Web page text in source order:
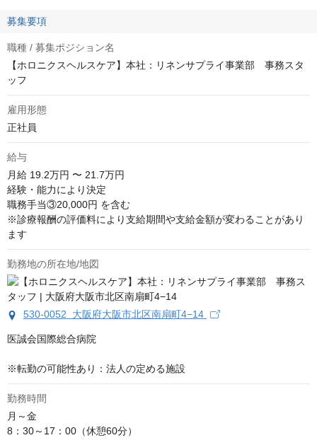
募集要項
職種 / 募集ポジション名
【ホロニクスヘルスケア】本社：リネンサプライ事業部 事務スタ
ッフ
雇用形態
正社員
給与
月給 19.2万円 〜 21.7万円
経験・能力により決定
職務手当③20,000円 を含む
※診療報酬の評価料により支給期間や支給金額が変わることがあり
ます
勤務地の所在地/地図
530-0052 大阪府大阪市北区南扇町4−14
医誠会国際総合病院
※転勤の可能性あり：法人の定める施設
勤務時間
月～金
8：30～17：00（休憩60分）